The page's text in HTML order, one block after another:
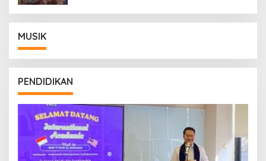
MUSIK
PENDIDIKAN